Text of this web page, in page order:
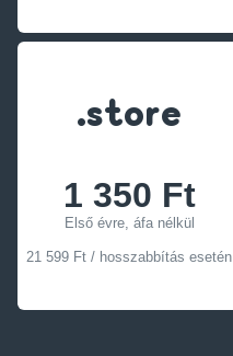
.store
1 350 Ft
Első évre, áfa nélkül
21 599 Ft / hosszabbítás esetén